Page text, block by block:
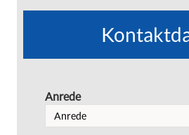
Anrede